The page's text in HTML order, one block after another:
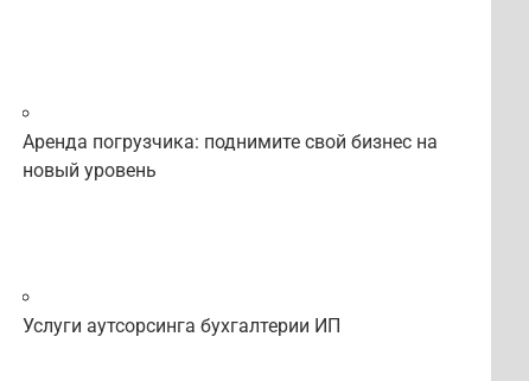
Аренда погрузчика: поднимите свой бизнес на
новый уровень
Услуги аутсорсинга бухгалтерии ИП